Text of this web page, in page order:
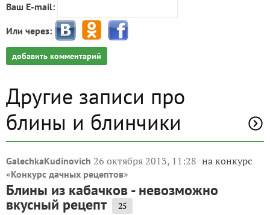
Ваш E-mail:
Или через:
добавить комментарий
Другие записи про
блины и блинчики
GalechkaKudinovich 26 октября 2013, 11:28 на конкурс
«Конкурс дачных рецептов»
Блины из кабачков - невозможно
вкусный рецепт 25